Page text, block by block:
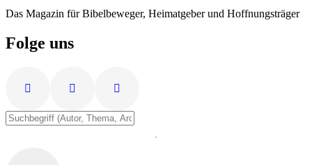
Das Magazin für Bibelbeweger, Heimatgeber und Hoffnungsträger
Folge uns